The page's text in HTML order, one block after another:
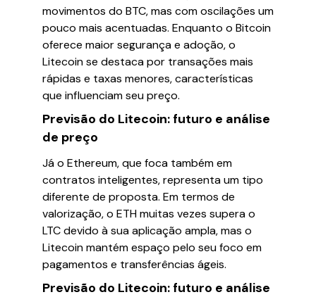
movimentos do BTC, mas com oscilações um
pouco mais acentuadas. Enquanto o Bitcoin
oferece maior segurança e adoção, o
Litecoin se destaca por transações mais
rápidas e taxas menores, características
que influenciam seu preço.
Previsão do Litecoin: futuro e análise
de preço
Já o Ethereum, que foca também em
contratos inteligentes, representa um tipo
diferente de proposta. Em termos de
valorização, o ETH muitas vezes supera o
LTC devido à sua aplicação ampla, mas o
Litecoin mantém espaço pelo seu foco em
pagamentos e transferências ágeis.
Previsão do Litecoin: futuro e análise